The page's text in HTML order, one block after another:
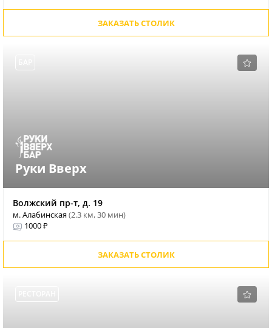
ЗАКАЗАТЬ СТОЛИК
Руки Вверх
Волжский пр-т, д. 19
м. Алабинская(2.3 км, 30 мин)
1000 ₽
ЗАКАЗАТЬ СТОЛИК